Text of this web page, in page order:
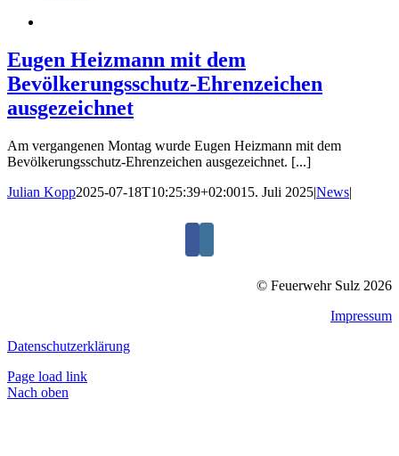
Eugen Heizmann mit dem
Bevölkerungsschutz-Ehrenzeichen
ausgezeichnet
Am vergangenen Montag wurde Eugen Heizmann mit dem
Bevölkerungsschutz-Ehrenzeichen ausgezeichnet. [...]
Julian Kopp2025-07-18T10:25:39+02:0015. Juli 2025|News|
© Feuerwehr Sulz 2026
Impressum
Datenschutzerklärung
Page load link
Nach oben